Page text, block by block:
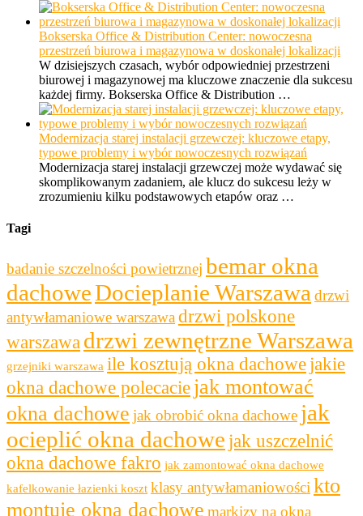
Bokserska Office & Distribution Center: nowoczesna
przestrzeń biurowa i magazynowa w doskonałej lokalizacji
W dzisiejszych czasach, wybór odpowiedniej przestrzeni
biurowej i magazynowej ma kluczowe znaczenie dla sukcesu
każdej firmy. Bokserska Office & Distribution …
Modernizacja starej instalacji grzewczej: kluczowe etapy,
typowe problemy i wybór nowoczesnych rozwiązań
Modernizacja starej instalacji grzewczej może wydawać się
skomplikowanym zadaniem, ale klucz do sukcesu leży w
zrozumieniu kilku podstawowych etapów oraz …
Tagi
badanie szczelności powietrznej bemar okna
dachoweDocieplanie Warszawa drzwi
antywłamaniowe warszawadrzwi polskone
warszawa drzwi zewnętrzne Warszawa
grzejniki warszawa ile kosztują okna dachowe jakie
okna dachowe polecacie jak montować
okna dachowe jak obrobić okna dachowe jak
ocieplić okna dachowe jak uszczelnić
okna dachowe fakro jak zamontować okna dachowe
kafelkowanie łazienki koszt klasy antywłamaniowościkto
montuje okna dachowe markizy na okna